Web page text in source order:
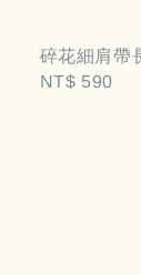
碎花細肩帶
Regular
NT$ 590